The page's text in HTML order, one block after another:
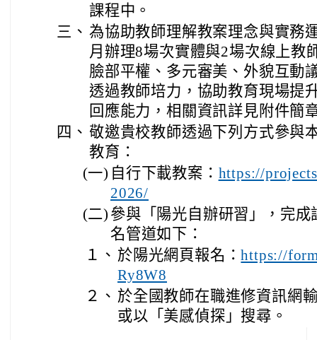
課程中。
三、 為協助教師理解教案理念與實務
月辦理8場次實體與2場次線上教
臉部平權、多元審美、外貌互動
透過教師培力，協助教育現場提
回應能力，相關資訊詳見附件簡
四、 敬邀貴校教師透過下列方式參與
教育：
(一) 自行下載教案： https://
2026/
(二) 參與「陽光自辦研習」，完
名管道如下：
１、 於陽光網頁報名：https://
Ry8W8
２、 於全國教師在職進修資訊網
或以「美感偵探」搜尋。